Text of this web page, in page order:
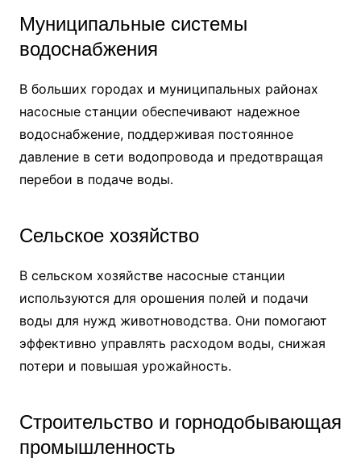
Муниципальные системы
водоснабжения
В больших городах и муниципальных районах
насосные станции обеспечивают надежное
водоснабжение, поддерживая постоянное
давление в сети водопровода и предотвращая
перебои в подаче воды.
Сельское хозяйство
В сельском хозяйстве насосные станции
используются для орошения полей и подачи
воды для нужд животноводства. Они помогают
эффективно управлять расходом воды, снижая
потери и повышая урожайность.
Строительство и горнодобывающая
промышленность